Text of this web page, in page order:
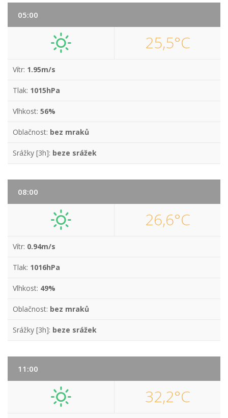
05:00
25,5°C
Vítr: 1.95m/s
Tlak: 1015hPa
Vlhkost: 56%
Oblačnost: bez mraků
Srážky [3h]: beze srážek
08:00
26,6°C
Vítr: 0.94m/s
Tlak: 1016hPa
Vlhkost: 49%
Oblačnost: bez mraků
Srážky [3h]: beze srážek
11:00
32,2°C